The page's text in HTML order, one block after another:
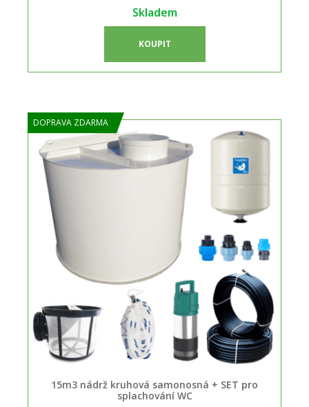
Skladem
KOUPIT
DOPRAVA ZDARMA
15m3 nádrž kruhová samonosná + SET pro
splachování WC